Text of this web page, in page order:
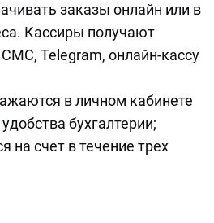
заказы онлайн или в
Кассиры получают
Telegram, онлайн-кассу
в личном кабинете
бухгалтерии;
на счет в течение трех